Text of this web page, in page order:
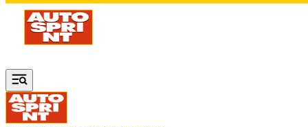
Vai al contenuto principale